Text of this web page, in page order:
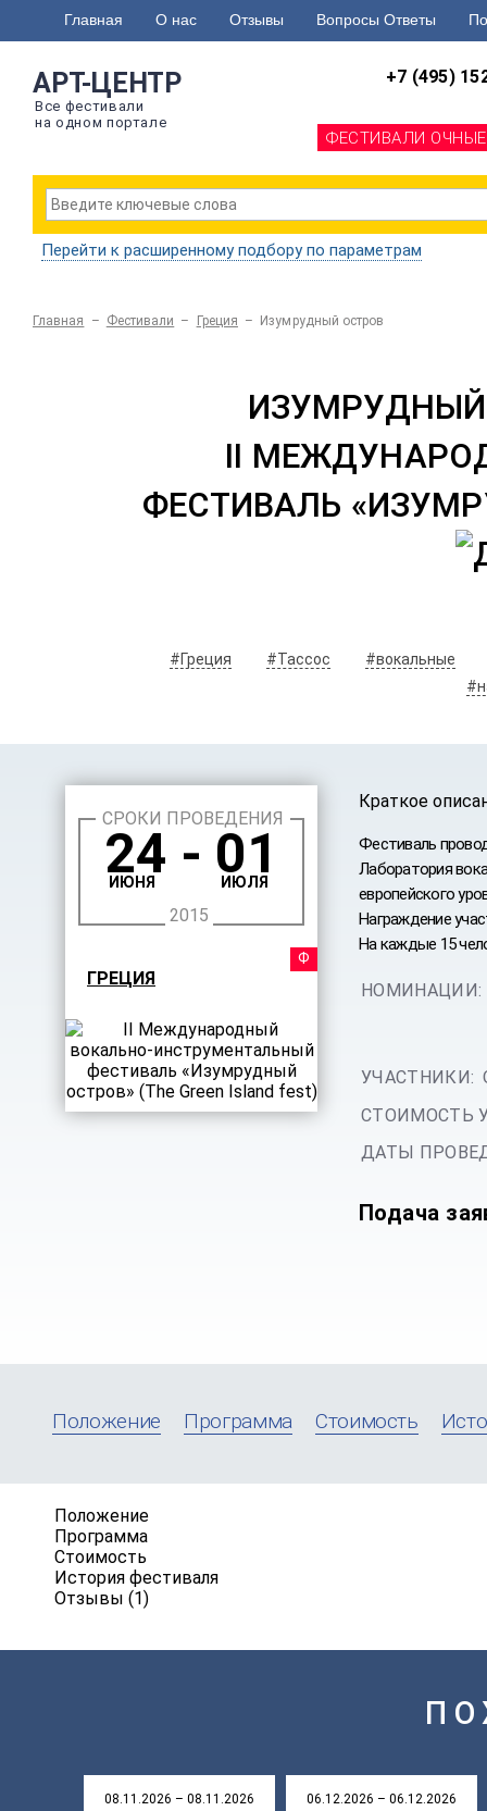
Главная О нас Отзывы Вопросы Ответы
АРТ-ЦЕНТР
Все фестивали
на одном портале
+7 (495)
ФЕСТИВАЛИ ОЧНЫЕ
Перейти к расширенному подбору по параметрам
Главная – Фестивали – Греция – Изумрудный остров
II
ФЕСТИВАЛЬ
#Греция #Тассос
#вокальные
СРОКИ ПРОВЕДЕНИЯ
24 - 01
ИЮНЯ ИЮЛЯ
2015
ГРЕЦИЯ
Краткое
Фестиваль
Лаборатория
европейского
Награждение
На каждые 15
НОМИНАЦИИ:
УЧАСТНИКИ:
СТОИМОСТЬ
ДАТЫ
Подача
Положение Программа Стоимость
Положение
Программа
Стоимость
История фестиваля
Отзывы (1)
08.11.2026 – 08.11.2026
06.12.2026 – 06.12.2026